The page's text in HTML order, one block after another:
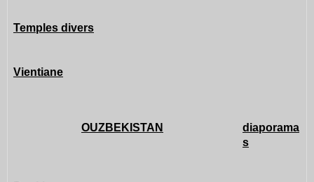
Temples divers
Vientiane
OUZBEKISTAN
diaporama
s